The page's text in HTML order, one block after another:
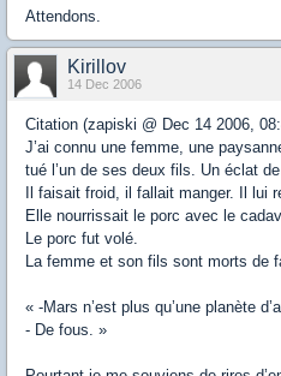
Attendons.
Kirillov
14 Dec 2006
Citation (zapiski @ Dec 14 2006,
J’ai connu une femme, une
tué l’un de ses deux fils. Un éclat
Il faisait froid, il fallait manger. Il lui
Elle nourrissait le porc avec le
Le porc fut volé.
La femme et son fils sont morts de
« -Mars n’est plus qu’une planète
- De fous. »